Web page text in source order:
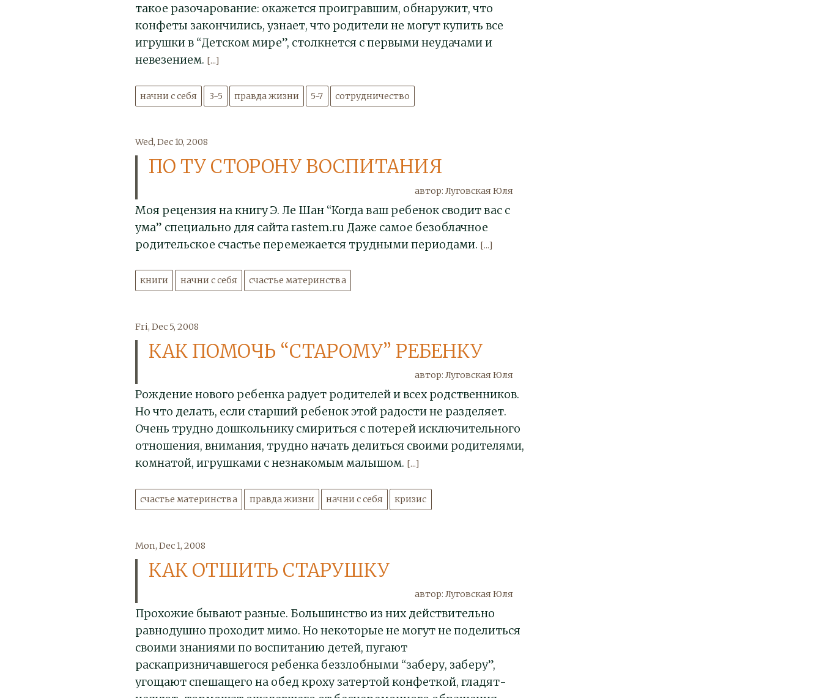
такое разочарование: окажется проигравшим, обнаружит, что
конфеты закончились, узнает, что родители не могут купить все
игрушки в “Детском мире”, столкнется с первыми неудачами и
невезением. [...]
начни с себя 3-5 правда жизни 5-7 сотрудничество
Wed, Dec 10, 2008
ПО ТУ СТОРОНУ ВОСПИТАНИЯ
автор: Луговская Юля
Моя рецензия на книгу Э. Ле Шан “Когда ваш ребенок сводит вас с
ума” специально для сайта rastem.ru Даже самое безоблачное
родительское счастье перемежается трудными периодами. [...]
книги начни с себя счастье материнства
Fri, Dec 5, 2008
КАК ПОМОЧЬ “СТАРОМУ” РЕБЕНКУ
автор: Луговская Юля
Рождение нового ребенка радует родителей и всех родственников.
Но что делать, если старший ребенок этой радости не разделяет.
Очень трудно дошкольнику смириться с потерей исключительного
отношения, внимания, трудно начать делиться своими родителями,
комнатой, игрушками с незнакомым малышом. [...]
счастье материнства правда жизни начни с себя кризис
Mon, Dec 1, 2008
КАК ОТШИТЬ СТАРУШКУ
автор: Луговская Юля
Прохожие бывают разные. Большинство из них действительно
равнодушно проходит мимо. Но некоторые не могут не поделиться
своими знаниями по воспитанию детей, пугают
раскапризничавшегося ребенка беззлобными “заберу, заберу”,
угощают спешащего на обед кроху затертой конфеткой, гладят-